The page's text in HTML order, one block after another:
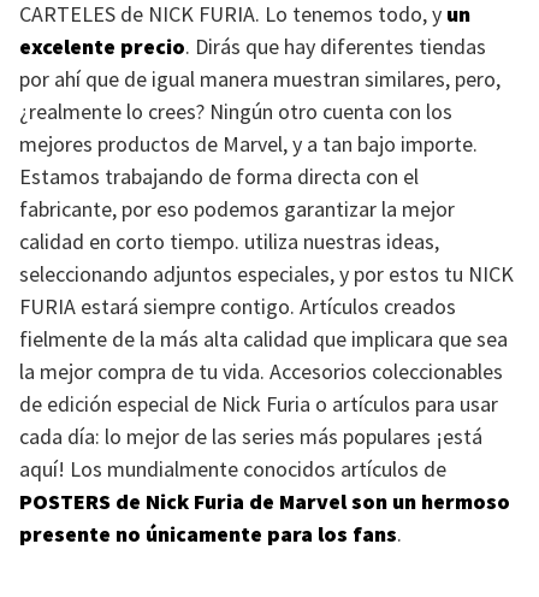
CARTELES de NICK FURIA. Lo tenemos todo, y un
excelente precio. Dirás que hay diferentes tiendas
por ahí que de igual manera muestran similares, pero,
¿realmente lo crees? Ningún otro cuenta con los
mejores productos de Marvel, y a tan bajo importe.
Estamos trabajando de forma directa con el
fabricante, por eso podemos garantizar la mejor
calidad en corto tiempo. utiliza nuestras ideas,
seleccionando adjuntos especiales, y por estos tu NICK
FURIA estará siempre contigo. Artículos creados
fielmente de la más alta calidad que implicara que sea
la mejor compra de tu vida. Accesorios coleccionables
de edición especial de Nick Furia o artículos para usar
cada día: lo mejor de las series más populares ¡está
aquí! Los mundialmente conocidos artículos de
POSTERS de Nick Furia de Marvel son un hermoso
presente no únicamente para los fans.